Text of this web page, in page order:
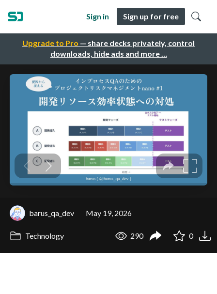
Upgrade to Pro — share decks privately, control
downloads, hide ads and more …
Sign in Sign up for free
barus_qa_dev May 19, 2026
Technology 290 0